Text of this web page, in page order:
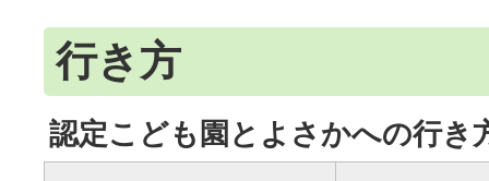
行き方
認定こども園とよさかへの行き